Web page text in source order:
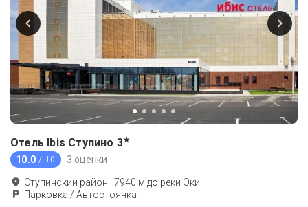
Отель Ibis Ступино 3★
10.0 / 10 3 оценки
Ступинский район ·7940 м до реки Оки
Парковка / Автостоянка